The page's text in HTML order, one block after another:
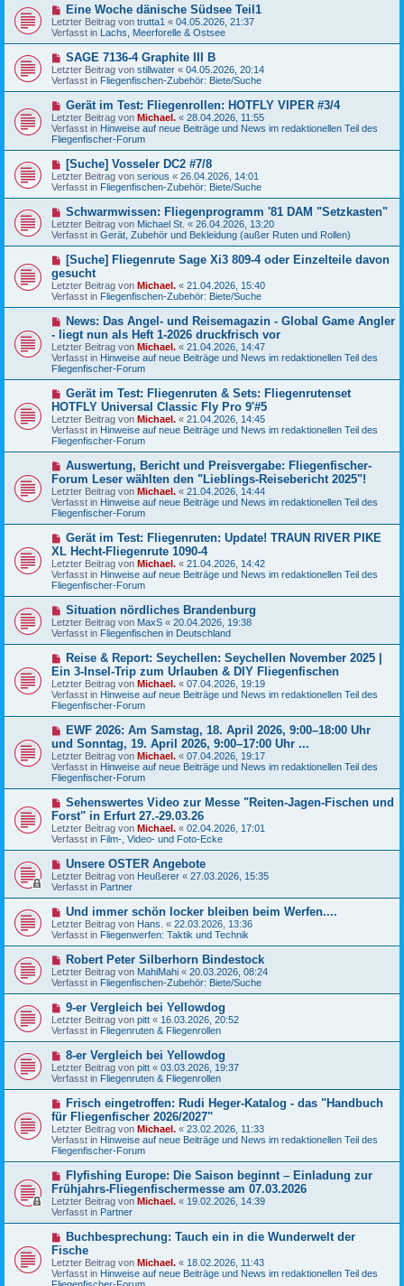
B
e
i
t
a
g
N
e
u
e
B
e
i
t
a
g
Eine Woche dänische Südsee Teil1
Letzter Beitrag von trutta1 « 04.05.2026, 21:37
Verfasst in Lachs, Meerforelle & Ostsee
N
e
u
e
B
e
i
t
r
g
SAGE 7136-4 Graphite III B
Letzter Beitrag von stillwater « 04.05.2026, 20:14
Verfasst in Fliegenfischen-Zubehör: Biete/Suche
N
e
u
e
r
B
i
t
r
a
g
Gerät im Test: Fliegenrollen: HOTFLY VIPER #3/4
Letzter Beitrag von Michael. « 28.04.2026, 11:55
Verfasst in Hinweise auf neue Beiträge und News im redaktionellen Teil des
Fliegenfischer-Forum
N
e
u
e
B
e
i
t
a
g
[Suche] Vosseler DC2 #7/8
Letzter Beitrag von serious « 26.04.2026, 14:01
Verfasst in Fliegenfischen-Zubehör: Biete/Suche
N
e
u
e
B
e
i
t
r
a
g
Schwarmwissen: Fliegenprogramm '81 DAM "Setzkasten"
Letzter Beitrag von Michael St. « 26.04.2026, 13:20
Verfasst in Gerät, Zubehör und Bekleidung (außer Ruten und Rollen)
N
e
u
e
r
B
i
t
r
a
[Suche] Fliegenrute Sage Xi3 809-4 oder Einzelteile davon
gesucht
Letzter Beitrag von Michael. « 21.04.2026, 15:40
Verfasst in Fliegenfischen-Zubehör: Biete/Suche
N
e
u
e
r
B
e
t
r
a
g
News: Das Angel- und Reisemagazin - Global Game Angler
- liegt nun als Heft 1-2026 druckfrisch vor
Letzter Beitrag von Michael. « 21.04.2026, 14:47
Verfasst in Hinweise auf neue Beiträge und News im redaktionellen Teil des
Fliegenfischer-Forum
N
e
u
e
r
B
e
t
r
a
g
Gerät im Test: Fliegenruten & Sets: Fliegenrutenset
HOTFLY Universal Classic Fly Pro 9'#5
Letzter Beitrag von Michael. « 21.04.2026, 14:45
Verfasst in Hinweise auf neue Beiträge und News im redaktionellen Teil des
Fliegenfischer-Forum
N
u
e
r
B
e
t
r
a
g
Auswertung, Bericht und Preisvergabe: Fliegenfischer-
Forum Leser wählten den "Lieblings-Reisebericht 2025"!
Letzter Beitrag von Michael. « 21.04.2026, 14:44
Verfasst in Hinweise auf neue Beiträge und News im redaktionellen Teil des
Fliegenfischer-Forum
N
e
u
e
r
B
e
t
r
a
g
Gerät im Test: Fliegenruten: Update! TRAUN RIVER PIKE
XL Hecht-Fliegenrute 1090-4
Letzter Beitrag von Michael. « 21.04.2026, 14:42
Verfasst in Hinweise auf neue Beiträge und News im redaktionellen Teil des
Fliegenfischer-Forum
N
e
u
e
B
e
i
t
r
a
g
Situation nördliches Brandenburg
Letzter Beitrag von MaxS « 20.04.2026, 19:38
Verfasst in Fliegenfischen in Deutschland
N
e
u
e
r
B
e
t
r
a
g
Reise & Report: Seychellen: Seychellen November 2025 |
Ein 3-Insel-Trip zum Urlauben & DIY Fliegenfischen
Letzter Beitrag von Michael. « 07.04.2026, 19:19
Verfasst in Hinweise auf neue Beiträge und News im redaktionellen Teil des
Fliegenfischer-Forum
N
u
e
r
B
e
t
r
a
EWF 2026: Am Samstag, 18. April 2026, 9:00–18:00 Uhr
und Sonntag, 19. April 2026, 9:00–17:00 Uhr ...
Letzter Beitrag von Michael. « 07.04.2026, 19:17
Verfasst in Hinweise auf neue Beiträge und News im redaktionellen Teil des
Fliegenfischer-Forum
N
u
e
r
B
e
i
t
r
a
g
Sehenswertes Video zur Messe "Reiten-Jagen-Fischen und
Forst" in Erfurt 27.-29.03.26
Letzter Beitrag von Michael. « 02.04.2026, 17:01
Verfasst in Film-, Video- und Foto-Ecke
N
e
u
e
B
e
i
t
a
g
Unsere OSTER Angebote
Letzter Beitrag von Heußerer « 27.03.2026, 15:35
Verfasst in Partner
N
e
u
e
B
e
i
t
a
g
Und immer schön locker bleiben beim Werfen....
Letzter Beitrag von Hans. « 22.03.2026, 13:36
Verfasst in Fliegenwerfen: Taktik und Technik
N
e
u
e
B
e
i
t
a
g
Robert Peter Silberhorn Bindestock
Letzter Beitrag von MahiMahi « 20.03.2026, 08:24
Verfasst in Fliegenfischen-Zubehör: Biete/Suche
N
e
u
e
B
e
i
t
a
g
9-er Vergleich bei Yellowdog
Letzter Beitrag von pitt « 16.03.2026, 20:52
Verfasst in Fliegenruten & Fliegenrollen
N
e
u
e
B
e
i
t
r
a
g
8-er Vergleich bei Yellowdog
Letzter Beitrag von pitt « 03.03.2026, 19:37
Verfasst in Fliegenruten & Fliegenrollen
N
u
e
r
B
e
t
r
a
Frisch eingetroffen: Rudi Heger-Katalog - das "Handbuch
für Fliegenfischer 2026/2027"
Letzter Beitrag von Michael. « 23.02.2026, 11:33
Verfasst in Hinweise auf neue Beiträge und News im redaktionellen Teil des
Fliegenfischer-Forum
N
e
u
e
r
B
i
t
r
a
Flyfishing Europe: Die Saison beginnt – Einladung zur
Frühjahrs-Fliegenfischermesse am 07.03.2026
Letzter Beitrag von Michael. « 19.02.2026, 14:39
Verfasst in Partner
N
u
e
r
Buchbesprechung: Tauch ein in die Wunderwelt der
Fische
Letzter Beitrag von Michael. « 18.02.2026, 11:43
Verfasst in Hinweise auf neue Beiträge und News im redaktionellen Teil des